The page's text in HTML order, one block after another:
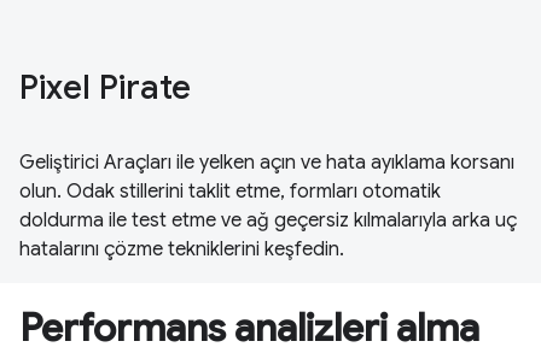
Pixel Pirate
Geliştirici Araçları ile yelken açın ve hata ayıklama korsanı
olun. Odak stillerini taklit etme, formları otomatik
doldurma ile test etme ve ağ geçersiz kılmalarıyla arka uç
hatalarını çözme tekniklerini keşfedin.
Performans analizleri alma